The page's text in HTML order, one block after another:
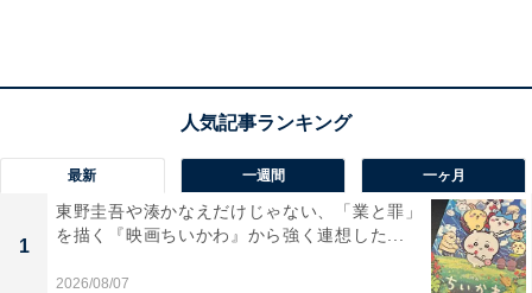
の甲子園常連校である秋田商時代からエースとして活躍
して、青山学院大学時代にはシドニーオリンピックの代
表選手にも選出されるほどの実績を誇りましたが、170
センチに満たない身長が災いしてか、即戦力という声が
最新 一週間 一ヶ月
1
東野圭吾や湊かなえだけじゃない、「業と罪」
を描く『映画ちいかわ』から強く連想した...
2026/08/07